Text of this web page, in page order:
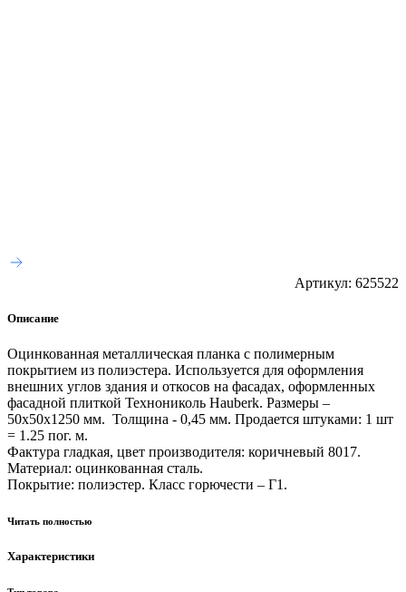
Артикул: 625522
Описание
Оцинкованная металлическая планка с полимерным
покрытием из полиэстера. Используется для оформления
внешних углов здания и откосов на фасадах, оформленных
фасадной плиткой Технониколь Hauberk. Размеры –
50х50х1250 мм. Толщина - 0,45 мм. Продается штуками: 1 шт
= 1.25 пог. м.
Фактура гладкая, цвет производителя: коричневый 8017.
Материал: оцинкованная сталь.
Покрытие: полиэстер. Класс горючести – Г1.
Читать полностью
Характеристики